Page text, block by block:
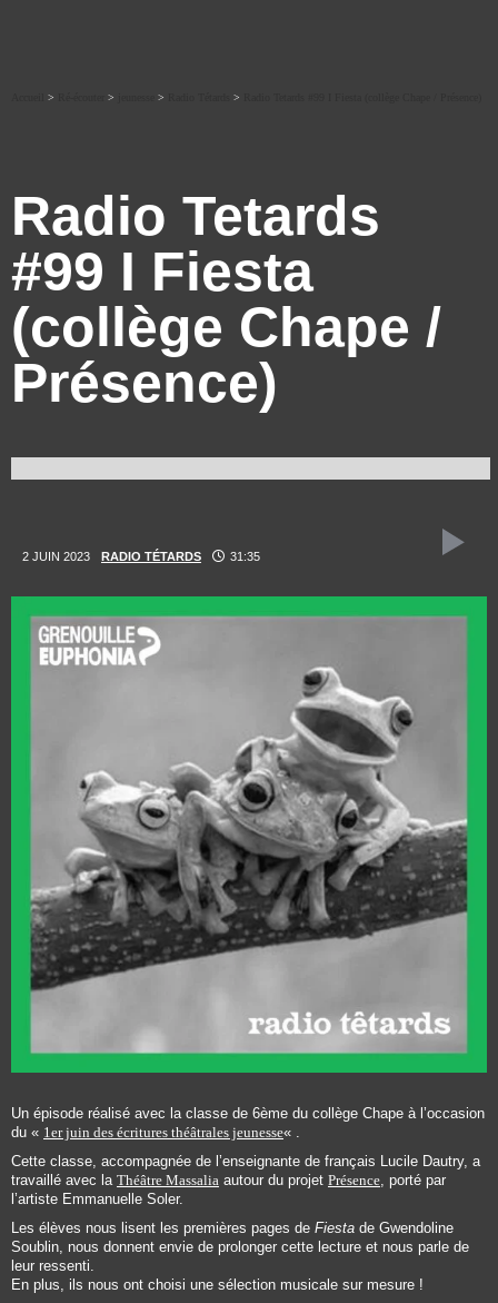
> > > >
Radio Tetards
#99 I Fiesta
(collège Chape /
Présence)
2 JUIN 2023 RADIO TÉTARDS 31:35
Un épisode réalisé avec la classe de 6ème du collège Chape à l’occasion
du « 1er juin des écritures théâtrales jeunesse« .
Cette classe, accompagnée de l’enseignante de français Lucile Dautry, a
travaillé avec la Théâtre Massalia autour du projet Présence, porté par
l’artiste Emmanuelle Soler.
Les élèves nous lisent les premières pages de Fiesta de Gwendoline
Soublin, nous donnent envie de prolonger cette lecture et nous parle de
leur ressenti.
En plus, ils nous ont choisi une sélection musicale sur mesure !